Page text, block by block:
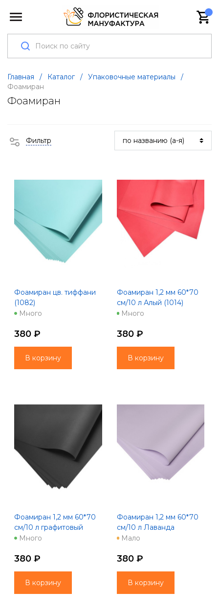
Главная / Каталог / Упаковочные материалы
/
Фоамиран
Фоамиран
Фильтр
Фоамиран цв. тиффани
(1082)
Много
380 ₽
В корзину
Фоамиран 1,2 мм 60*70
см/10 л Алый (1014)
Много
380 ₽
В корзину
Фоамиран 1,2 мм 60*70
см/10 л графитовый
Много
380 ₽
В корзину
Фоамиран 1,2 мм 60*70
см/10 л Лаванда
Мало
380 ₽
В корзину